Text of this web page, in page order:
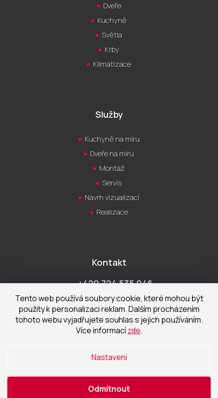
Tento web používá soubory cookie, které mohou být
použity k personalizaci reklam. Dalším procházením
tohoto webu vyjadřujete souhlas s jejich používáním.
Více informacízde.
Nastavení
Odmítnout
Dveře
Kuchyně
Světla
Krby
Klimatizace
Služby
Kuchyně na míru
Dveře na míru
Montáž
Servis
Návrh vizualizací
Realizace
Kontakt
+420 724 535 046
Po-Pá 9:00 - 18:00 hod
obchod@cecetka.cz
370 01 České Budějovice